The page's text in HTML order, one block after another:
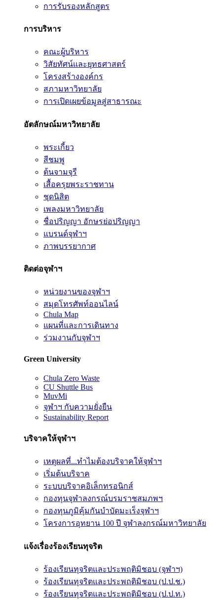
การรับรองหลักสูตร
การบริหาร
คณะผู้บริหาร
วิสัยทัศน์และยุทธศาสตร์
โครงสร้างองค์กร
สภามหาวิทยาลัย
การเปิดเผยข้อมูลสู่สาธารณะ
อัตลักษณ์มหาวิทยาลัย
พระเกี้ยว
สีชมพู
ต้นจามจุรี
เสื้อครุยพระราชทาน
ชุดนิสิต
เพลงมหาวิทยาลัย
ชื่อปริญญา อักษรย่อปริญญา
แบรนด์จุฬาฯ
ภาพบรรยากาศ
ติดต่อจุฬาฯ
หน่วยงานของจุฬาฯ
สมุดโทรศัพท์ออนไลน์
Chula Map
แผนที่และการเดินทาง
ร่วมงานกับจุฬาฯ
Green University
Chula Zero Waste
CU Shuttle Bus
MuvMi
จุฬาฯ กับความยั่งยืน
Sustainability Report
บริจาคให้จุฬาฯ
เหตุผลที่...ทำไมต้องบริจาคให้จุฬาฯ
เริ่มต้นบริจาค
ระบบบริจาคอิเล็กทรอนิกส์
กองทุนจุฬาลงกรณ์บรมราชสมภพฯ
กองทุนภูมิคุ้มกันบำบัดมะเร็งจุฬาฯ
โครงการอุทยาน 100 ปี จุฬาลงกรณ์มหาวิทยาลัย
แจ้งเรื่องร้องเรียนทุจริต
ร้องเรียนทุจริตและประพฤติมิชอบ (จุฬาฯ)
ร้องเรียนทุจริตและประพฤติมิชอบ (ป.ป.ช.)
ร้องเรียนทุจริตและประพฤติมิชอบ (ป.ป.ท.)